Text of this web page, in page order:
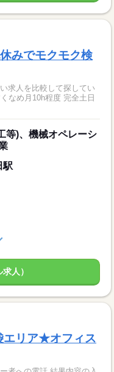
みでモクモク検
求人を比較して探してい
なめ月10h程度 完全土日
等)、機械オペレーシ
駅
人）
エリア★オフィス